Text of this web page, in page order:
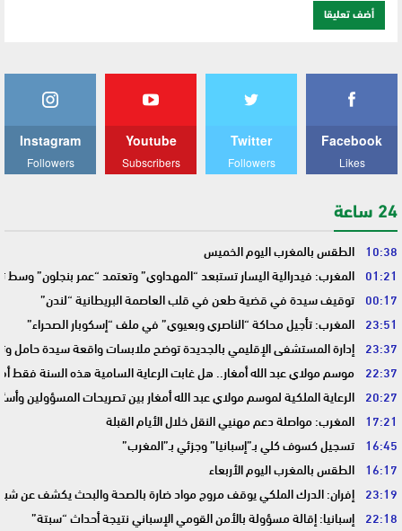
Facebook
Likes
Twitter
Followers
Youtube
Subscribers
Instagram
Followers
24 ساعة
10:38 الطقس بالمغرب اليوم الخميس
01:21 المغرب: فيدرالية اليسار تستبعد “المهداوي” وتعتمد “عمر بنجلون”
00:17 توقيف سيدة في قضية طعن في قلب العاصمة البريطانية “لندن”
23:51 المغرب: تأجيل محاكة “الناصري وبعيوي” في ملف “إسكوبار الصحراء”
23:37 إدارة المستشفى الإقليمي بالجديدة توضح ملابسات واقعة سيدة حامل
22:37 موسم مولاي عبد الله أمغار.. هل غابت الرعاية السامية هذه السنة فقط
20:27 الرعاية الملكية لموسم مولاي عبد الله أمغار بين تصريحات المسؤولين
17:21 المغرب: مواصلة دعم مهنيي النقل خلال الأيام القبلة
16:45 تسجيل كسوف كلي بـ”إسبانيا” وجزئي بـ”المغرب”
16:17 الطقس بالمغرب اليوم الأربعاء
23:19 إفران: الدرك الملكي يوقف مروج مواد ضارة بالصحة والبحث يكشف عن
22:18 إسبانيا: إقالة مسؤولة بالأمن القومي الإسباني نتيجة أحداث “سبتة”